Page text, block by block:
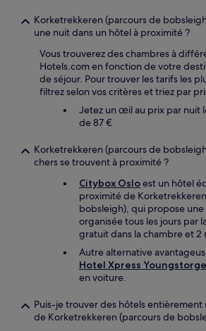
Korketrekkeren (parcours de
une nuit dans un hôtel à proximité ?
Vous trouverez des chambres à
Hotels.com en fonction de votre
de séjour. Pour trouver les tarifs les
filtrez selon vos critères et triez par
Jetez un œil au prix par nuit
de 87 €
Korketrekkeren (parcours de
chers se trouvent à proximité ?
Citybox Osloest un hôtel
proximité de
bobsleigh), qui propose
organisée tous les jours par
gratuit dans la chambre et 2
Autre alternative
Hotel Xpress
en voiture.
Puis-je trouver des hôtels
de Korketrekkeren (parcours de